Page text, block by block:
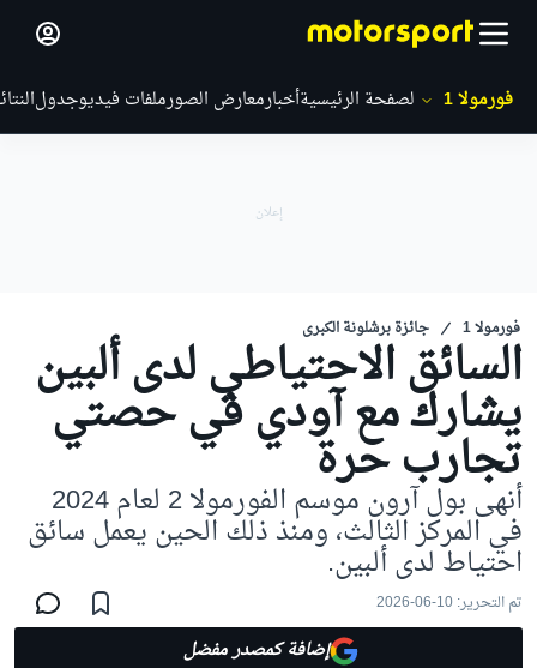
فورمولا 1 الصفحة الرئيسيةأخبارمعارض الصورملفات فيديوجدول
فورمولا 1 جائزة برشلونة الكبرى
السائق الاحتياطي لدى ألبين
يشارك مع آودي في حصتي
تجارب حرة أنهى بول آرون موسم الفورمولا 2 لعام 2024
في المركز الثالث، ومنذ ذلك الحين يعمل سائق
احتياط لدى ألبين.
تم التحرير:10-06-2026
إضافة كمصدر مفضل